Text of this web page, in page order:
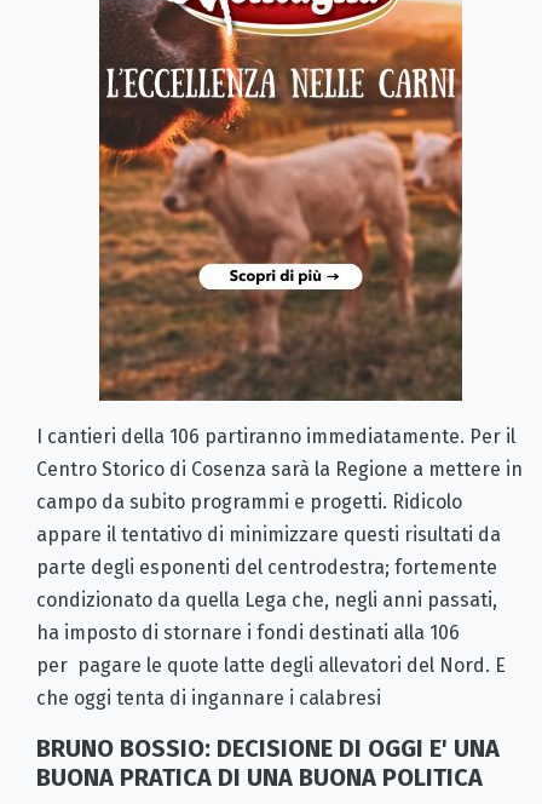
I cantieri della 106 partiranno immediatamente. Per il
Centro Storico di Cosenza sarà la Regione a mettere in
campo da subito programmi e progetti. Ridicolo
appare il tentativo di minimizzare questi risultati da
parte degli esponenti del centrodestra; fortemente
condizionato da quella Lega che, negli anni passati,
ha imposto di stornare i fondi destinati alla 106
per pagare le quote latte degli allevatori del Nord. E
che oggi tenta di ingannare i calabresi
BRUNO BOSSIO: DECISIONE DI OGGI E' UNA
BUONA PRATICA DI UNA BUONA POLITICA